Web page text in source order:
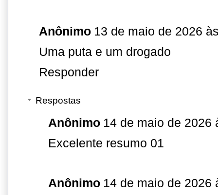
Anônimo 13 de maio de 2026
Uma puta e um drogado
Responder
Respostas
Anônimo 14 de maio de 2026
Excelente resumo 01
Anônimo 14 de maio de 2026